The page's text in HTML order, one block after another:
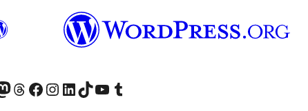
Twitter)account
our Mastodon account
Visit our Threads account
Visite a nossa página do Facebook
Visite a nossa conta no Instagram
Visite a nossa conta no LinkedIn
Visit our TikTok account
Visit our YouTube channel
Visit our Tumblr account